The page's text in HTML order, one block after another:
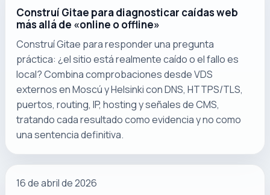
Construí Gitae para diagnosticar caídas web
más allá de «online o offline»
Construí Gitae para responder una pregunta
práctica: ¿el sitio está realmente caído o el fallo es
local? Combina comprobaciones desde VDS
externos en Moscú y Helsinki con DNS, HTTPS/TLS,
puertos, routing, IP, hosting y señales de CMS,
tratando cada resultado como evidencia y no como
una sentencia definitiva.
16 de abril de 2026